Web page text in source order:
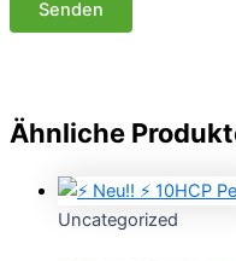
Ähnliche
Uncategorized